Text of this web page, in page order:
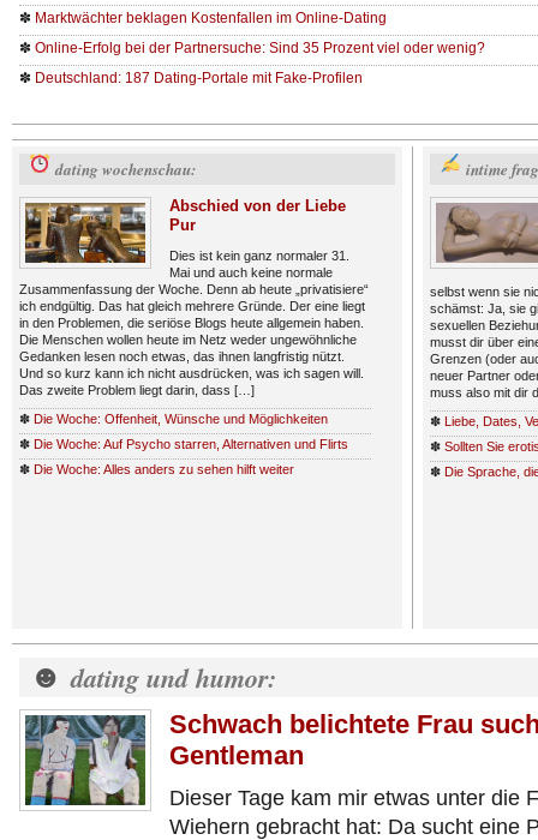
✽ Marktwächter beklagen Kostenfallen im Online-Dating
✽ Online-Erfolg bei der Partnersuche: Sind 35 Prozent viel oder wenig?
✽ Deutschland: 187 Dating-Portale mit Fake-Profilen
dating wochenschau:
Abschied von der Liebe
Pur
Dies ist kein ganz normaler 31.
Mai und auch keine normale
Zusammenfassung der Woche. Denn ab heute „privatisiere“
ich endgültig. Das hat gleich mehrere Gründe. Der eine liegt
in den Problemen, die seriöse Blogs heute allgemein haben.
Die Menschen wollen heute im Netz weder ungewöhnliche
Gedanken lesen noch etwas, das ihnen langfristig nützt.
Und so kurz kann ich nicht ausdrücken, was ich sagen will.
Das zweite Problem liegt darin, dass […]
✽ Die Woche: Offenheit, Wünsche und Möglichkeiten
✽ Die Woche: Auf Psycho starren, Alternativen und Flirts
✽ Die Woche: Alles anders zu sehen hilft weiter
intime
selbst wenn sie
schämst: Ja, sie
sexuellen
musst dir über
Grenzen (oder
neuer Partner
muss also mit dir
✽ Liebe, Dates,
✽ Sollten Sie
✽ Die Sprache,
☻ dating und humor:
Schwach belichtete Frau
Gentleman
Dieser Tage kam mir etwas unter die
Wiehern gebracht hat: Da sucht eine